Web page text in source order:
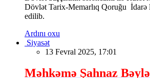
Dövlət Tarix-Memarlıq Qoruğu İdarə
edilib.
Ardını oxu
Siyasət
13 Fevral 2025, 17:01
Məhkəmə Şahnaz